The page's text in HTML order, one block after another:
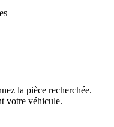
la pièce recherchée.
votre véhicule.